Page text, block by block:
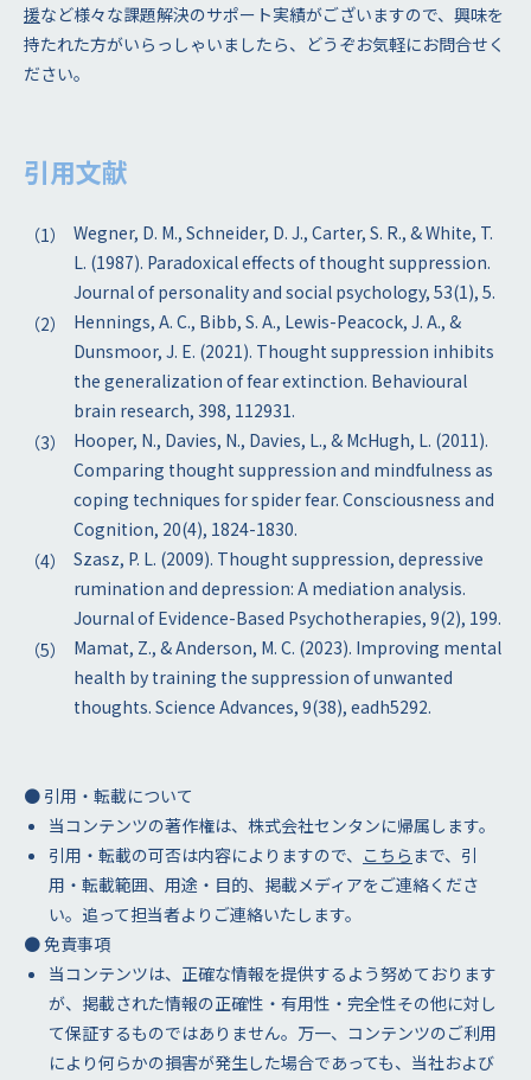
援など様々な課題解決のサポート実績がございますので、興味を
持たれた方がいらっしゃいましたら、どうぞお気軽にお問合せく
ださい。
引用文献
Wegner, D. M., Schneider, D. J., Carter, S. R., & White, T.
L. (1987). Paradoxical effects of thought suppression.
Journal of personality and social psychology, 53(1), 5.
Hennings, A. C., Bibb, S. A., Lewis-Peacock, J. A., &
Dunsmoor, J. E. (2021). Thought suppression inhibits
the generalization of fear extinction. Behavioural
brain research, 398, 112931.
Hooper, N., Davies, N., Davies, L., & McHugh, L. (2011).
Comparing thought suppression and mindfulness as
coping techniques for spider fear. Consciousness and
Cognition, 20(4), 1824-1830.
Szasz, P. L. (2009). Thought suppression, depressive
rumination and depression: A mediation analysis.
Journal of Evidence-Based Psychotherapies, 9(2), 199.
Mamat, Z., & Anderson, M. C. (2023). Improving mental
health by training the suppression of unwanted
thoughts. Science Advances, 9(38), eadh5292.
● 引用・転載について
当コンテンツの著作権は、株式会社センタンに帰属します。
引用・転載の可否は内容によりますので、 こちら まで、引
用・転載範囲、用途・目的、掲載メディアをご連絡くださ
い。追って担当者よりご連絡いたします。
● 免責事項
当コンテンツは、正確な情報を提供するよう努めております
が、掲載された情報の正確性・有用性・完全性その他に対し
て保証するものではありません。万一、コンテンツのご利用
により何らかの損害が発生した場合であっても、当社および